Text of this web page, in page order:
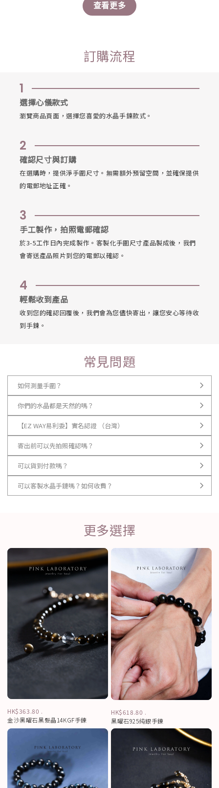
查看更多
訂購流程
1
選擇心儀款式
瀏覽商品頁面，選擇您喜愛的水晶手鍊款式。
2
確認尺寸與訂購
在選購時，提供淨手圍尺寸。無需額外預留空間，並確保提供
的電郵地址正確。
3
手工製作，拍照電郵確認
於3-5工作日內完成製作。客製化手圍尺寸產品製成後，我們
會寄送產品照片到您的電郵以確認。
4
輕鬆收到產品
收到您的確認回覆後，我們會為您儘快寄出，讓您安心等待收
到手鍊。
常見問題
如何測量手圍？
你們的水晶都是天然的嗎？
【EZ WAY易利委】實名認證 （台灣）
寄出前可以先拍照確認嗎？
可以貨到付款嗎？
可以客製水晶手鏈嗎？如何收費？
更多選擇
HK$363.80 .
金沙黑曜石黑髮晶14KGF手鍊
HK$618.80 .
黑曜石925純銀手鍊